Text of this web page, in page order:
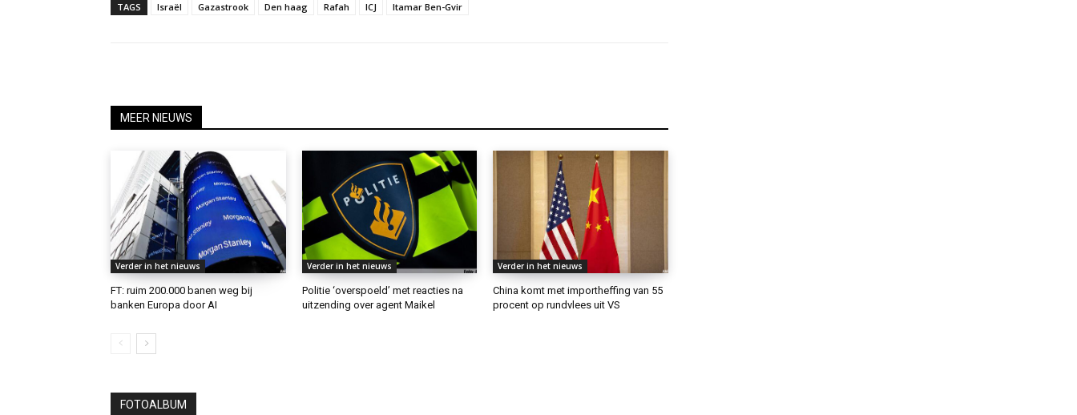
TAGS
Israël Gazastrook Den haag Rafah ICJ Itamar Ben-Gvir
MEER NIEUWS
Verder in het nieuws
FT: ruim 200.000 banen weg bij
banken Europa door AI
Verder in het nieuws
Politie ‘overspoeld’ met reacties na
uitzending over agent Maikel
Verder in het nieuws
China komt met importheffing van 55
procent op rundvlees uit VS
FOTOALBUM